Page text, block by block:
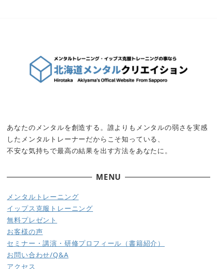
あなたのメンタルを創造する。誰よりもメンタルの弱さを実感
したメンタルトレーナーだからこそ知っている、
不安な気持ちで最高の結果を出す方法をあなたに。
MENU
メ ンタルトレーニング
イップス克服トレーニング
無料プレゼント
お客様の声
セミナー・講演・研修プロフィール（書籍紹介）
お問い合わせ/Q&A
アクセス